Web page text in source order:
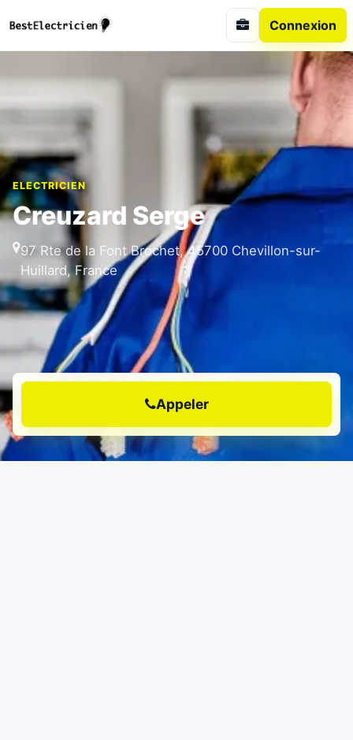
Connexion
ELECTRICIEN
Creuzard Serge
97 Rte de la Font Brochet, 45700 Chevillon-sur-
Huillard, France
Appeler